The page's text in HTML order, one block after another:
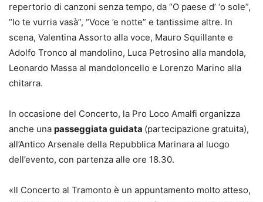
repertorio di canzoni senza tempo, da “O paese d’ ‘o sole”,
“Io te vurria vasà”, “Voce ’e notte” e tantissime altre. In
scena, Valentina Assorto alla voce, Mauro Squillante e
Adolfo Tronco al mandolino, Luca Petrosino alla mandola,
Leonardo Massa al mandoloncello e Lorenzo Marino alla
chitarra.
In occasione del Concerto, la Pro Loco Amalfi organizza
anche una passeggiata guidata (partecipazione gratuita),
all’Antico Arsenale della Repubblica Marinara al luogo
dell’evento, con partenza alle ore 18.30.
«Il Concerto al Tramonto è un appuntamento molto atteso,